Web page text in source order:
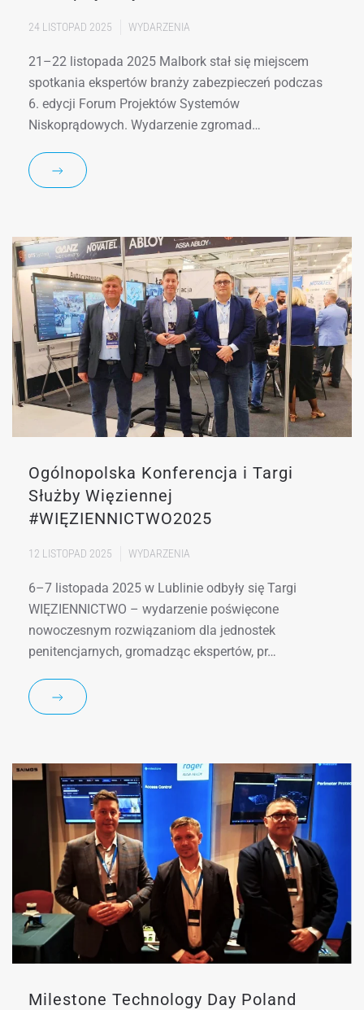
24 LISTOPAD 2025 WYDARZENIA
21–22 listopada 2025 Malbork stał się miejscem
spotkania ekspertów branży zabezpieczeń podczas
6. edycji Forum Projektów Systemów
Niskoprądowych. Wydarzenie zgromad…
Ogólnopolska Konferencja i Targi
Służby Więziennej
#WIĘZIENNICTWO2025
12 LISTOPAD 2025 WYDARZENIA
6–7 listopada 2025 w Lublinie odbyły się Targi
WIĘZIENNICTWO – wydarzenie poświęcone
nowoczesnym rozwiązaniom dla jednostek
penitencjarnych, gromadząc ekspertów, pr…
Milestone Technology Day Poland